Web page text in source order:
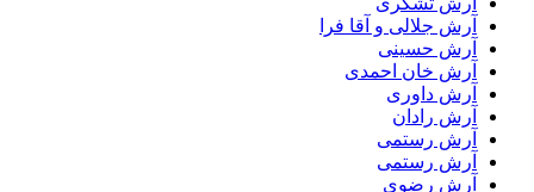
آرش جلالی و آقا فرا
آرش حسینی
آرش خان احمدی
آرش داوری
آرش رادان
آرش رستمى
آرش رستمی
آرش رضوی